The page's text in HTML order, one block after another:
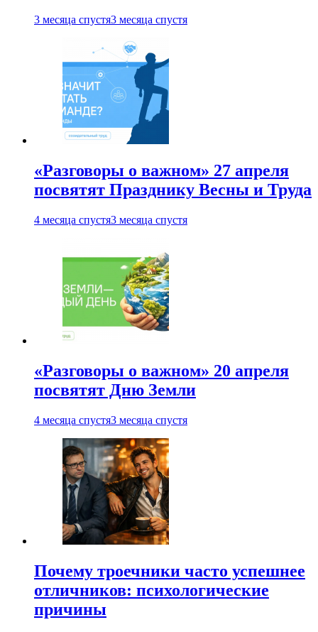
3 месяца спустя3 месяца спустя
«Разговоры о важном» 27 апреля
посвятят Празднику Весны и Труда
4 месяца спустя3 месяца спустя
«Разговоры о важном» 20 апреля
посвятят Дню Земли
4 месяца спустя3 месяца спустя
Почему троечники часто успешнее
отличников: психологические
причины